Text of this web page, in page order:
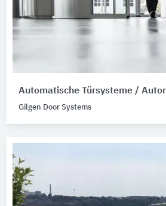
Automatische Türsysteme /
Gilgen Door Systems